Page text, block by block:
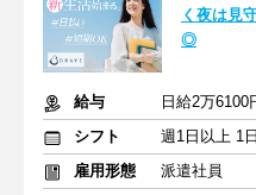
く夜は見
◎
給与
日給2万
シフト
週1日以上 1
雇用形態
派遣社員